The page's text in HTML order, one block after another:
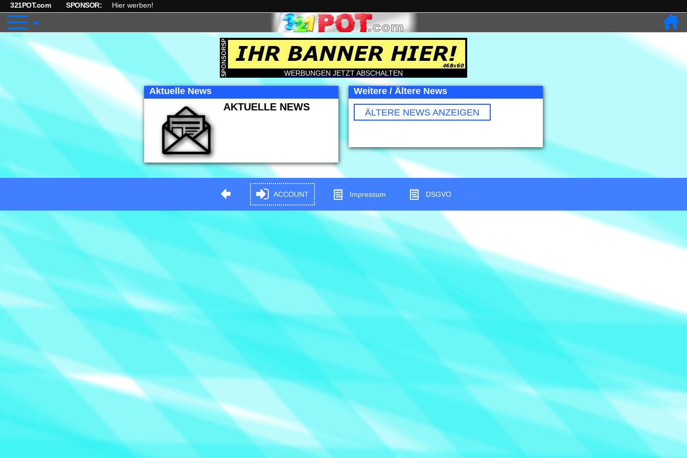
321POT.com SPONSOR: Hier werben!
WERBUNGEN JETZT ABSCHALTEN
Aktuelle News
AKTUELLE NEWS
Weitere / Ältere News
ÄLTERE NEWS ANZEIGEN
ACCOUNT Impressum DSGVO Hypnose in Berlin